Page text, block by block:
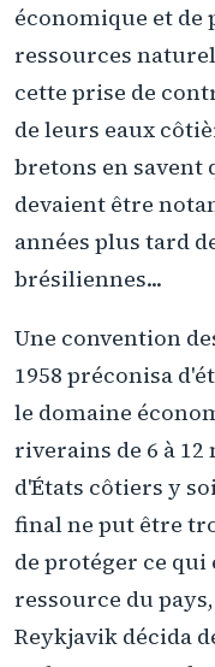
économique et
ressources
cette prise de
de leurs eaux
bretons en savent
devaient être
années plus tard
brésiliennes...
Une convention
1958 préconisa
le domaine
riverains de 6 à
d'États côtiers y
final ne put être
de protéger ce
ressource du
Reykjavik décida